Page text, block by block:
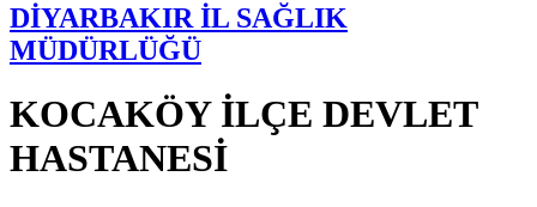
DİYARBAKIR İL SAĞLIK
MÜDÜRLÜĞÜ
KOCAKÖY İLÇE DEVLET
HASTANESİ